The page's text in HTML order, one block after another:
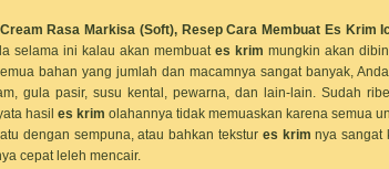
Rasa Markisa (Soft), Resep Cara Membuat Es Krim
selama ini kalau akan membuates krim mungkin akan
bahan yang jumlah dan macamnya sangat banyak,
gula pasir, susu kental, pewarna, dan lain-lain. Sudah
hasil es krim olahannya tidak memuaskan karena semua
dengan sempuna, atau bahkan tekstur es krim nya sangat
cepat leleh mencair.